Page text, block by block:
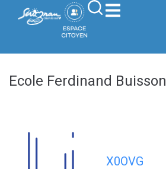
principal
Ecole Ferdinand Buisson
X0OVG